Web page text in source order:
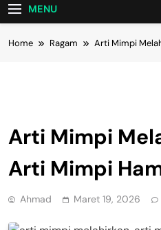
MENU
Home Ragam Arti Mimpi
Arti Mimpi
Arti Mimpi
Ahmad Maret 19, 2026